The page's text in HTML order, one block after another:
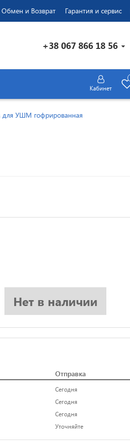
Обмен и Возврат Гарантия и сервис
+38 067 866 18 56
Кабинет
УШМ гофрированная
Нет в наличии
Отправка
Сегодня
Сегодня
Сегодня
Уточняйте